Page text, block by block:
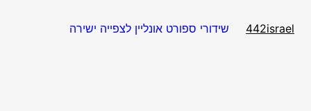
לתוכן442israel שידורי ספורט אונליין לצפייה ישירה